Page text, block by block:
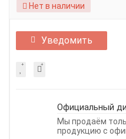
Нет в наличии
Уведомить
Официальный
Мы продаём
продукцию с